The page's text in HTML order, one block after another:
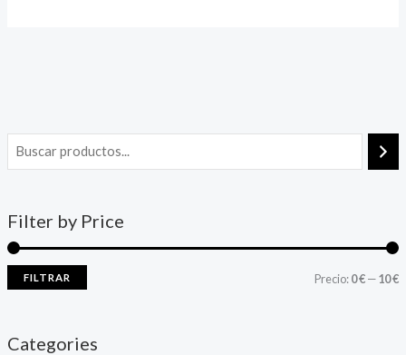
Filter by Price
FILTRAR Precio:0 €—10 €
Categories